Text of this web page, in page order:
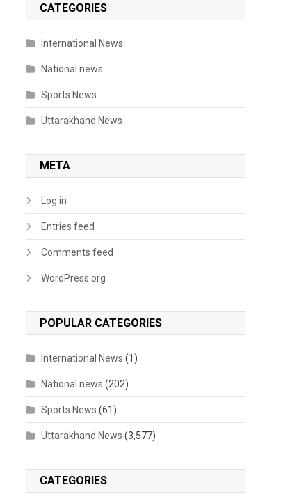
CATEGORIES
International News
National news
Sports News
Uttarakhand News
META
Log in
Entries feed
Comments feed
WordPress.org
POPULAR CATEGORIES
International News (1)
National news (202)
Sports News (61)
Uttarakhand News (3,577)
CATEGORIES